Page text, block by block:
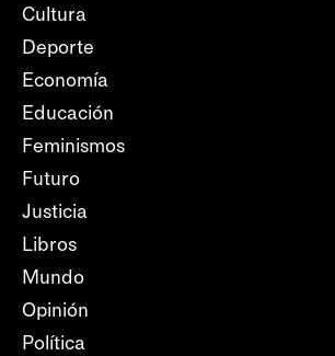
Cultura
Deporte
Economía
Educación
Feminismos
Futuro
Justicia
Libros
Mundo
Opinión
Política